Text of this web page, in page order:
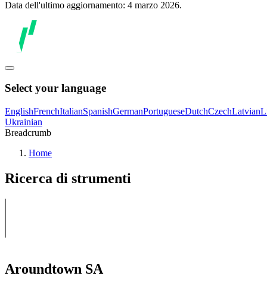
Data dell'ultimo aggiornamento: 4 marzo 2026.
Select your language
EnglishFrenchItalianSpanishGermanPortugueseDutchCzechLatvian
Ukrainian
Breadcrumb
Home
Ricerca di strumenti
Aroundtown SA